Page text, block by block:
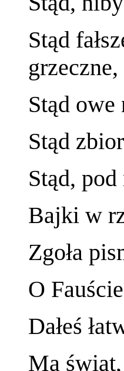
Stąd
grzeczne,
Stąd owe
Stąd
Stąd,
Bajki w
Zgoła
O
Dałeś
Ma